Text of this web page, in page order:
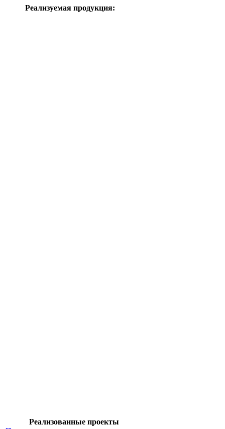
Реализуемая продукция:
Реализованные проекты